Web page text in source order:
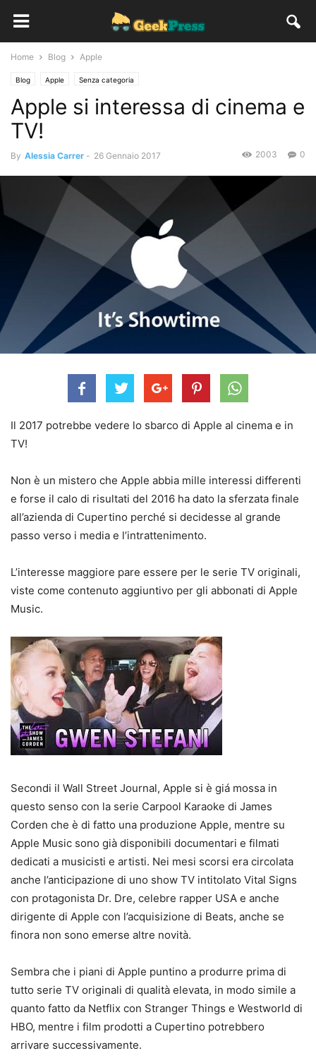
Home Blog Apple
Blog Apple Senza categoria
Apple si interessa di cinema e
TV!
By Alessia Carrer - 26 Gennaio 2017 0
2003
Il 2017 potrebbe vedere lo sbarco di Apple al cinema e in
TV!
Non è un mistero che Apple abbia mille interessi differenti
e forse il calo di risultati del 2016 ha dato la sferzata finale
all’azienda di Cupertino perché si decidesse al grande
passo verso i media e l’intrattenimento.
L’interesse maggiore pare essere per le serie TV originali,
viste come contenuto aggiuntivo per gli abbonati di Apple
Music.
Secondi il Wall Street Journal, Apple si è giá mossa in
questo senso con la serie Carpool Karaoke di James
Corden che è di fatto una produzione Apple, mentre su
Apple Music sono già disponibili documentari e filmati
dedicati a musicisti e artisti. Nei mesi scorsi era circolata
anche l’anticipazione di uno show TV intitolato Vital Signs
con protagonista Dr. Dre, celebre rapper USA e anche
dirigente di Apple con l’acquisizione di Beats, anche se
finora non sono emerse altre novità.
Sembra che i piani di Apple puntino a produrre prima di
tutto serie TV originali di qualità elevata, in modo simile a
quanto fatto da Netflix con Stranger Things e Westworld di
HBO, mentre i film prodotti a Cupertino potrebbero
arrivare successivamente.